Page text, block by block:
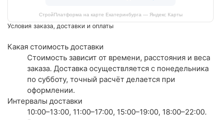
СтройПлатформа на карте Екатеринбурга — Яндекс Карты
Условия заказа, доставки и оплаты
Какая стоимость доставки
Стоимость зависит от времени, расстояния и веса
заказа. Доставка осуществляется с понедельника
по субботу, точный расчёт делается при
оформлении.
Интервалы доставки
10:00–13:00, 11:00–17:00, 15:00–19:00, 18:00–22:00.